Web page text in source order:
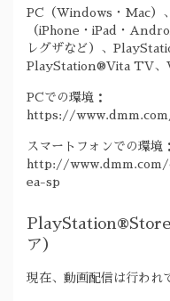
PC（Windows・Mac）
（iPhone・iPad・
レグザなど）、
PlayStation®Vita TV、
PCでの環境：
https://
スマートフォンでの環境：
http://
ea-sp
PlayStation®Store
ア）
現在、動画配信は行われ